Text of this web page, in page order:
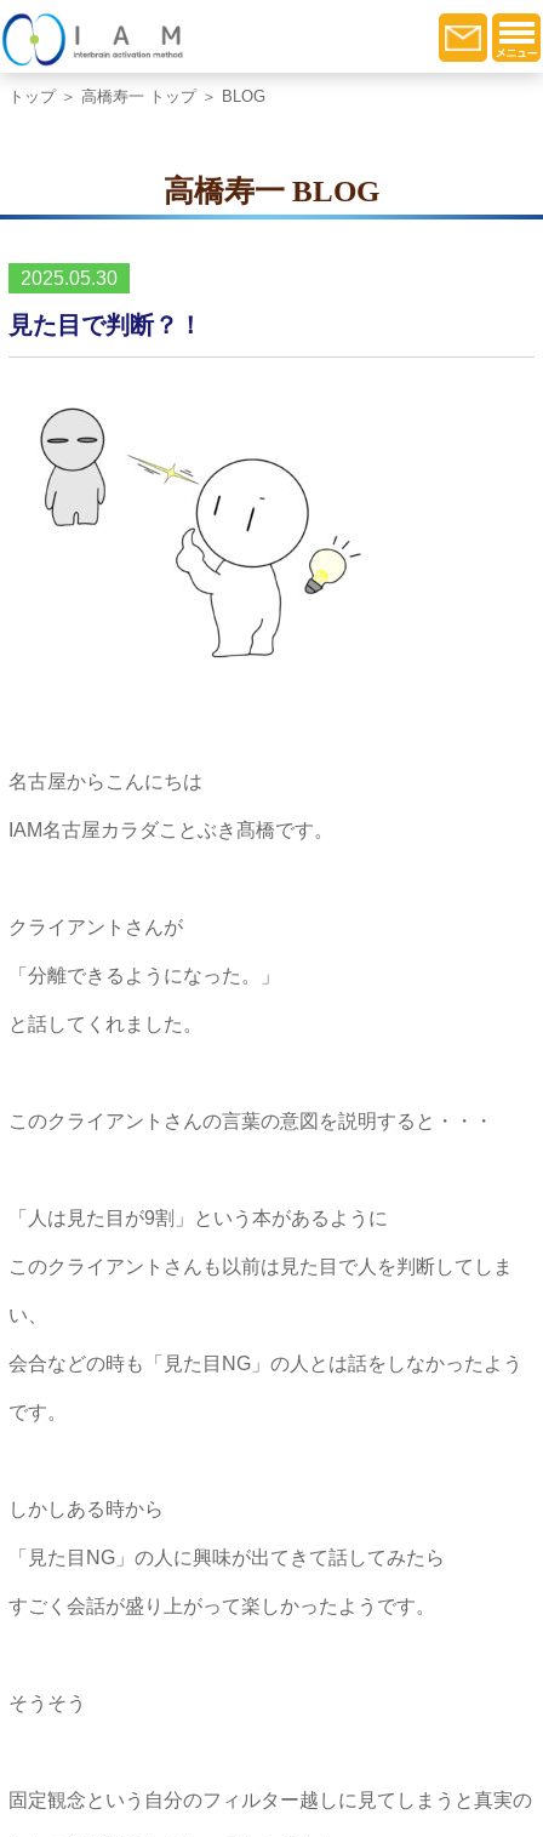
トップ＞ 高橋寿一 トップ＞ BLOG
高橋寿一 BLOG
2025.05.30
見た目で判断？！
名古屋からこんにちは
IAM名古屋カラダことぶき髙橋です。
クライアントさんが
「分離できるようになった。」
と話してくれました。
このクライアントさんの言葉の意図を説明すると・・・
「人は見た目が9割」という本があるように
このクライアントさんも以前は見た目で人を判断してしま
い、
会合などの時も「見た目NG」の人とは話をしなかったよう
です。
しかしある時から
「見た目NG」の人に興味が出てきて話してみたら
すごく会話が盛り上がって楽しかったようです。
そうそう
固定観念という自分のフィルター越しに見てしまうと真実の